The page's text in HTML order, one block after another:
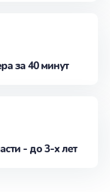
за 40 минут
- до 3-х лет